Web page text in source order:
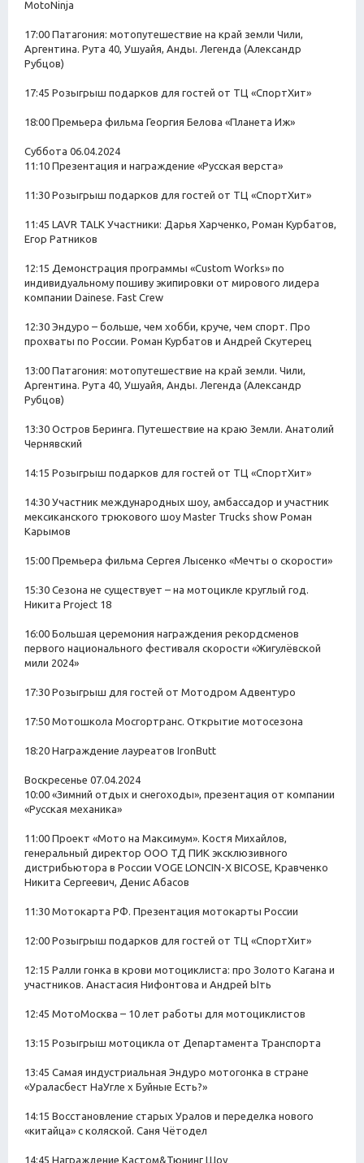
MotoNinja
17:00 Патагония: мотопутешествие на край земли Чили,
Аргентина. Рута 40, Ушуайя, Анды. Легенда (Александр
Рубцов)
17:45 Розыгрыш подарков для гостей от ТЦ «СпортХит»
18:00 Премьера фильма Георгия Белова «Планета Иж»
Суббота 06.04.2024
11:10 Презентация и награждение «Русская верста»
11:30 Розыгрыш подарков для гостей от ТЦ «СпортХит»
11:45 LAVR TALK Участники: Дарья Харченко, Роман Курбатов,
Егор Ратников
12:15 Демонстрация программы «Custom Works» по
индивидуальному пошиву экипировки от мирового лидера
компании Dainese. Fast Crew
12:30 Эндуро – больше, чем хобби, круче, чем спорт. Про
прохваты по России. Роман Курбатов и Андрей Скутерец
13:00 Патагония: мотопутешествие на край земли. Чили,
Аргентина. Рута 40, Ушуайя, Анды. Легенда (Александр
Рубцов)
13:30 Остров Беринга. Путешествие на краю Земли. Анатолий
Чернявский
14:15 Розыгрыш подарков для гостей от ТЦ «СпортХит»
14:30 Участник международных шоу, амбассадор и участник
мексиканского трюкового шоу Mаster Trucks show Роман
Карымов
15:00 Премьера фильма Сергея Лысенко «Мечты о скорости»
15:30 Сезона не существует – на мотоцикле круглый год.
Никита Project 18
16:00 Большая церемония награждения рекордсменов
первого национального фестиваля скорости «Жигулёвской
мили 2024»
17:30 Розыгрыш для гостей от Мотодром Адвентуро
17:50 Мотошкола Мосгортранс. Открытие мотосезона
18:20 Награждение лауреатов IronButt
Воскресенье 07.04.2024
10:00 «Зимний отдых и снегоходы», презентация от компании
«Русская механика»
11:00 Проект «Мото на Максимум». Костя Михайлов,
генеральный директор ООО ТД ПИК эксклюзивного
дистрибьютора в России VOGE LONCIN-X BICOSE, Кравченко
Никита Сергеевич, Денис Абасов
11:30 Мотокарта РФ. Презентация мотокарты России
12:00 Розыгрыш подарков для гостей от ТЦ «СпортХит»
12:15 Ралли гонка в крови мотоциклиста: про Золото Кагана и
участников. Анастасия Нифонтова и Андрей Ыть
12:45 МотоМосква – 10 лет работы для мотоциклистов
13:15 Розыгрыш мотоцикла от Департамента Транспорта
13:45 Самая индустриальная Эндуро мотогонка в стране
«Ураласбест НаУгле х Буйные Есть?»
14:15 Восстановление старых Уралов и переделка нового
«китайца» с коляской. Саня Чётодел
14:45 Награждение Кастом&Тюнинг Шоу